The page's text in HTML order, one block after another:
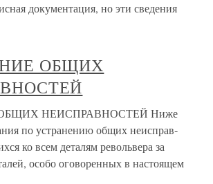
документация, но эти сведения
ОБЩИХ
НЕИСПРАВНОСТЕЙ Ниже
по устранению общих неисправ­
ко всем деталям револьвера за
особо оговоренных в настоящем